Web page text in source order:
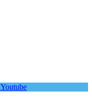
Youtube